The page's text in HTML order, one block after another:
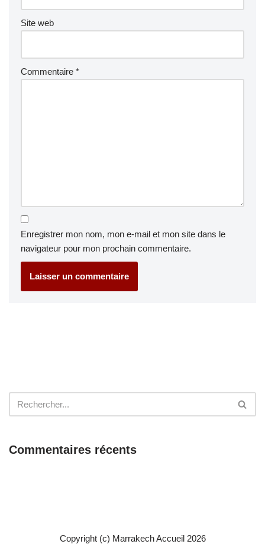
Site web
Commentaire *
Enregistrer mon nom, mon e-mail et mon site dans le
navigateur pour mon prochain commentaire.
Commentaires récents
Copyright (c) Marrakech Accueil 2026